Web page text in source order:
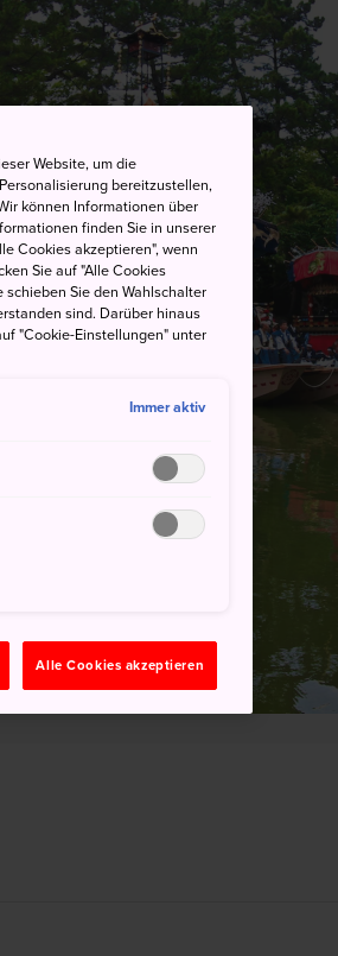
Website, um die
bereitzustellen,
können Informationen über
finden Sie in unserer
Cookies akzeptieren", wenn
Sie auf "Alle Cookies
Sie den Wahlschalter
sind. Darüber hinaus
"Cookie-Einstellungen" unter
Immer aktiv
Alle Cookies akzeptieren